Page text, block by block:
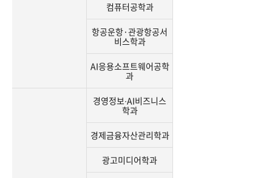
컴퓨터공학과
항공운항·관광항공서
비스학과
AI응용소프트웨어공학
과
경영정보∙AI비즈니스
학과
경제금융자산관리학과
광고미디어학과